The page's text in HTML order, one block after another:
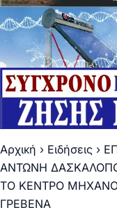
Αρχική › Ειδήσεις ›
ΑΝΤΩΝΗ
ΤΟ ΚΕΝΤΡΟ
ΓΡΕΒΕΝΑ